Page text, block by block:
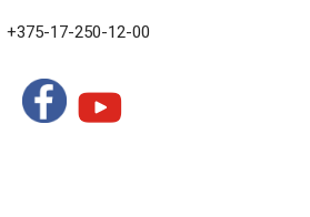
+375-17-250-12-00